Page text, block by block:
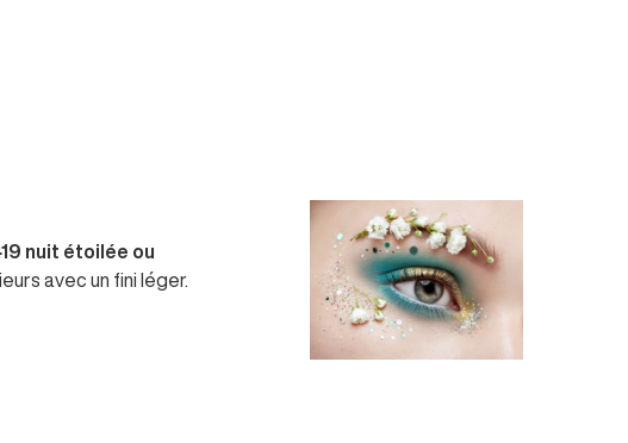
nuit étoilée ou
avec un fini léger.